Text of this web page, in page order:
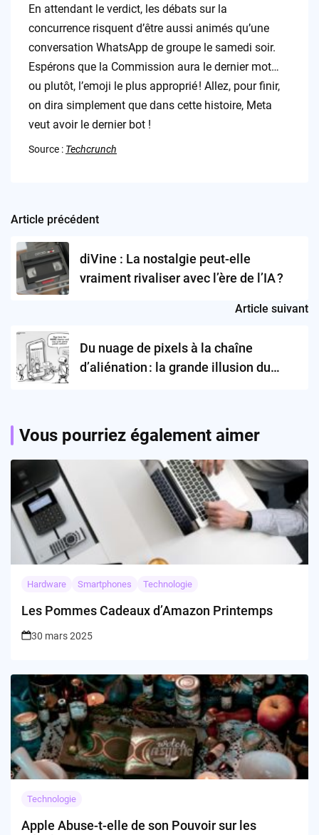
En attendant le verdict, les débats sur la
concurrence risquent d’être aussi animés qu’une
conversation WhatsApp de groupe le samedi soir.
Espérons que la Commission aura le dernier mot…
ou plutôt, l’emoji le plus approprié ! Allez, pour finir,
on dira simplement que dans cette histoire, Meta
veut avoir le dernier bot !
Source : Techcrunch
Post
navigation
Article précédent
diVine : La nostalgie peut-elle
vraiment rivaliser avec l’ère de l’IA ?
Article suivant
Du nuage de pixels à la chaîne
d’aliénation : la grande illusion du
Vous pourriez également aimer
Hardware Smartphones Technologie
Les Pommes Cadeaux d’Amazon Printemps
30 mars 2025
Technologie
Apple Abuse-t-elle de son Pouvoir sur les